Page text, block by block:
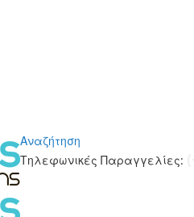
Αναζήτηση
Τηλεφωνικές Παραγγελίες:
περιεχόμενο